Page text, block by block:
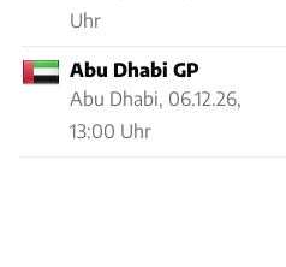
Uhr
Abu Dhabi GP
Abu Dhabi, 06.12.26,
13:00 Uhr